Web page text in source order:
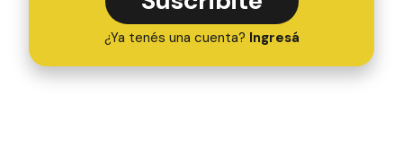
¿Ya tenés una cuenta? Ingresá